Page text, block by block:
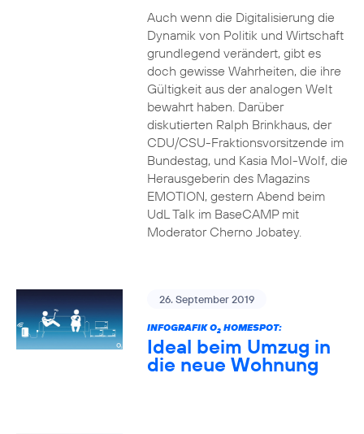
Auch wenn die Digitalisierung die
Dynamik von Politik und Wirtschaft
grundlegend verändert, gibt es
doch gewisse Wahrheiten, die ihre
Gültigkeit aus der analogen Welt
bewahrt haben. Darüber
diskutierten Ralph Brinkhaus, der
CDU/CSU-Fraktionsvorsitzende im
Bundestag, und Kasia Mol-Wolf, die
Herausgeberin des Magazins
EMOTION, gestern Abend beim
UdL Talk im BaseCAMP mit
Moderator Cherno Jobatey.
26. September 2019
INFOGRAFIK O2HOMESPOT:
Ideal beim Umzug in
die neue Wohnung